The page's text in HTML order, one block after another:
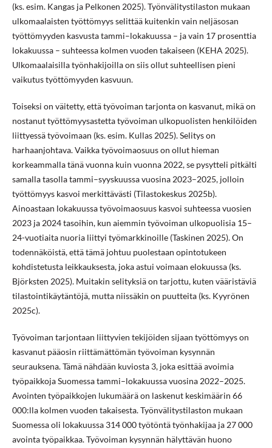
(ks. esim. Kangas ja Pelkonen 2025). Työnvälitystilaston mukaan
ulkomaalaisten työttömyys selittää kuitenkin vain neljäsosan
työttömyyden kasvusta tammi–lokakuussa – ja vain 17 prosenttia
lokakuussa – suhteessa kolmen vuoden takaiseen (KEHA 2025).
Ulkomaalaisilla työnhakijoilla on siis ollut suhteellisen pieni
vaikutus työttömyyden kasvuun.
Toiseksi on väitetty, että työvoiman tarjonta on kasvanut, mikä on
nostanut työttömyysastetta työvoiman ulkopuolisten henkilöiden
liittyessä työvoimaan (ks. esim. Kullas 2025). Selitys on
harhaanjohtava. Vaikka työvoimaosuus on ollut hieman
korkeammalla tänä vuonna kuin vuonna 2022, se pysytteli pitkälti
samalla tasolla tammi–syyskuussa vuosina 2023–2025, jolloin
työttömyys kasvoi merkittävästi (Tilastokeskus 2025b).
Ainoastaan lokakuussa työvoimaosuus kasvoi suhteessa vuosien
2023 ja 2024 tasoihin, kun aiemmin työvoiman ulkopuolisia 15–
24-vuotiaita nuoria liittyi työmarkkinoille (Taskinen 2025). On
todennäköistä, että tämä johtuu puolestaan opintotukeen
kohdistetusta leikkauksesta, joka astui voimaan elokuussa (ks.
Björksten 2025). Muitakin selityksiä on tarjottu, kuten vääristäviä
tilastointikäytäntöjä, mutta niissäkin on puutteita (ks. Kyyrönen
2025c).
Työvoiman tarjontaan liittyvien tekijöiden sijaan työttömyys on
kasvanut pääosin riittämättömän työvoiman kysynnän
seurauksena. Tämä nähdään kuviosta 3, joka esittää avoimia
työpaikkoja Suomessa tammi–lokakuussa vuosina 2022–2025.
Avointen työpaikkojen lukumäärä on laskenut keskimäärin 66
000:lla kolmen vuoden takaisesta. Työnvälitystilaston mukaan
Suomessa oli lokakuussa 314 000 työtöntä työnhakijaa ja 27 000
avointa työpaikkaa. Työvoiman kysynnän hälyttävän huono